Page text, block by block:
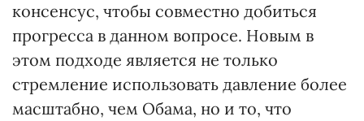
консенсус, чтобы совместно добиться
прогресса в данном вопросе. Новым в
этом подходе является не только
стремление использовать давление более
масштабно, чем Обама, но и то, что